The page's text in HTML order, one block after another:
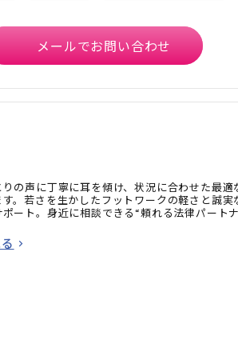
メールでお問い合わせ
の声に丁寧に耳を傾け、状況に合わせた最適
。若さを生かしたフットワークの軽さと誠実
ート。身近に相談できる“頼れる法律パート